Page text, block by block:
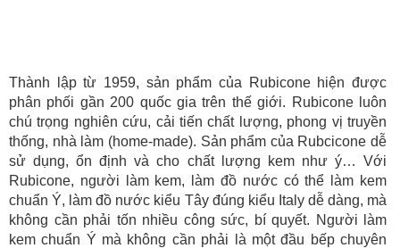
Thành lập từ 1959, sản phẩm của Rubicone hiện được
phân phối gần 200 quốc gia trên thế giới. Rubicone luôn
chú trọng nghiên cứu, cải tiến chất lượng, phong vị truyền
thống, nhà làm (home-made). Sản phẩm của Rubcicone dễ
sử dụng, ổn định và cho chất lượng kem như ý… Với
Rubicone, người làm kem, làm đồ nước có thể làm kem
chuẩn Ý, làm đồ nước kiểu Tây đúng kiểu Italy dễ dàng, mà
không cần phải tốn nhiều công sức, bí quyết. Người làm
kem chuẩn Ý mà không cần phải là một đầu bếp chuyên